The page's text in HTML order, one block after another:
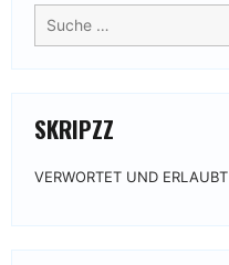
Suche
nach:
SKRIPZZ
VERWORTET UND ERLAUBT